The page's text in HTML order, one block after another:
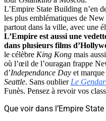
L’Empire State Building n’en
les plus emblématiques de
partout dans la ville, avec une
L’Empire est aussi une
dans plusieurs films
le célèbre King Kong mais
où l’œil de l’ouragan frappe
d’Independance Day et
Seattle. Sans oublier Le
Funès. Pensez à revoir vos
Que voir dans l’Empire